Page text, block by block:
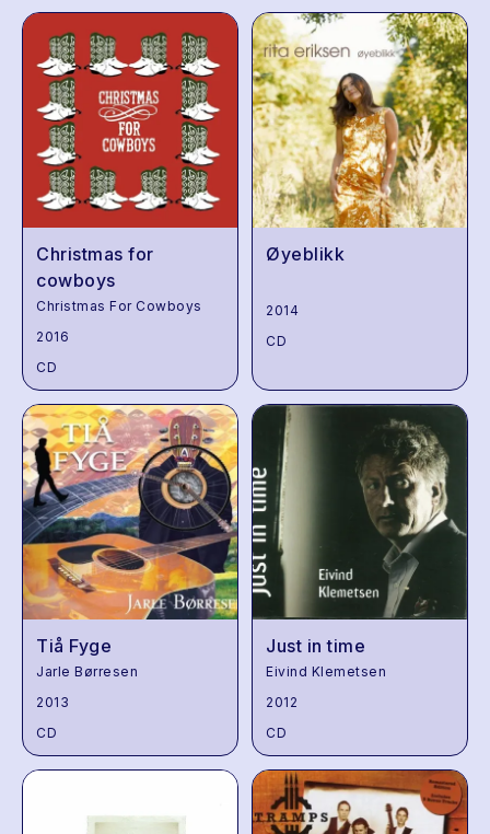
Christmas for
cowboys
Christmas For Cowboys
2016
CD
Øyeblikk
2014
CD
Tiå Fyge
Jarle Børresen
2013
CD
Just in time
Eivind Klemetsen
2012
CD